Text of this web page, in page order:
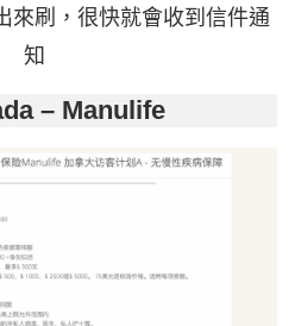
來刷，很快就會收到信件通
知
– Manulife